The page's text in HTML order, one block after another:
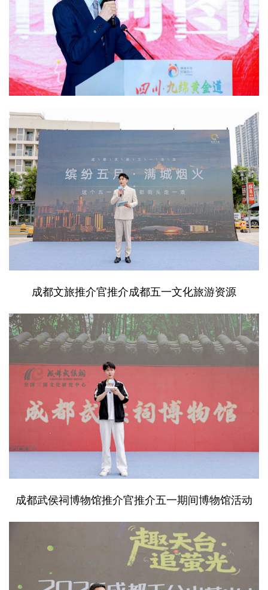
成都文旅推介官推介成都五一文化旅游资源
成都武侯祠博物馆推介官推介五一期间博物馆活动